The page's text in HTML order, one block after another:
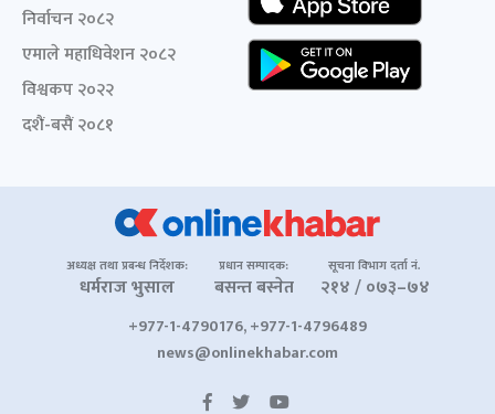
निर्वाचन २०८२
एमाले महाधिवेशन २०८२
विश्वकप २०२२
दशैं-बसैं २०८१
अध्यक्ष तथा प्रबन्ध निर्देशक:
धर्मराज भुसाल
प्रधान सम्पादक:
बसन्त बस्नेत
सूचना विभाग दर्ता नं.
२१४ / ०७३–७४
+977-1-4790176, +977-1-4796489
news@onlinekhabar.com